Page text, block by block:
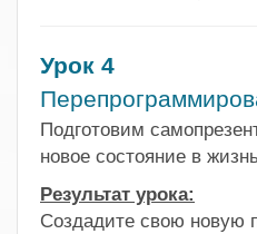
Урок 4
Подготовим
новое состояние в жизнь
Результат урока:
Создадите свою новую